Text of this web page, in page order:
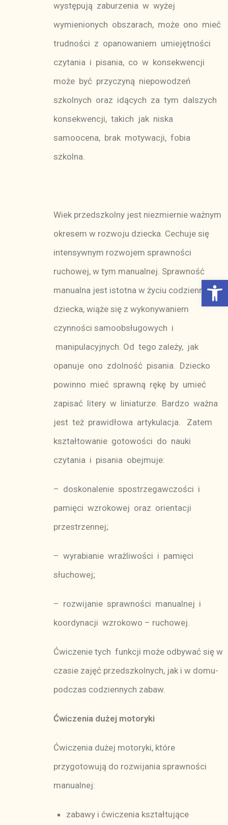
Otwórz Pasek narzędzi
występują zaburzenia w wyżej
wymienionych obszarach, może ono mieć
trudności z opanowaniem umiejętności
czytania i pisania, co w konsekwencji
może być przyczyną niepowodzeń
szkolnych oraz idących za tym dalszych
konsekwencji, takich jak niska
samoocena, brak motywacji, fobia
szkolna.
Wiek przedszkolny jest niezmiernie ważnym
okresem w rozwoju dziecka. Cechuje się
intensywnym rozwojem sprawności
ruchowej, w tym manualnej. Sprawność
manualna jest istotna w życiu codziennym
dziecka, wiąże się z wykonywaniem
czynności samoobsługowych i
manipulacyjnych. Od tego zależy, jak
opanuje ono zdolność pisania. Dziecko
powinno mieć sprawną rękę by umieć
zapisać litery w liniaturze. Bardzo ważna
jest też prawidłowa artykulacja. Zatem
kształtowanie gotowości do nauki
czytania i pisania obejmuje:
– doskonalenie spostrzegawczości i
pamięci wzrokowej oraz orientacji
przestrzennej;
– wyrabianie wrażliwości i pamięci
słuchowej;
– rozwijanie sprawności manualnej i
koordynacji wzrokowo – ruchowej.
Ćwiczenie tych funkcji może odbywać się w
czasie zajęć przedszkolnych, jak i w domu-
podczas codziennych zabaw.
Ćwiczenia dużej motoryki
Ćwiczenia dużej motoryki, które
przygotowują do rozwijania sprawności
manualnej:
zabawy i ćwiczenia kształtujące